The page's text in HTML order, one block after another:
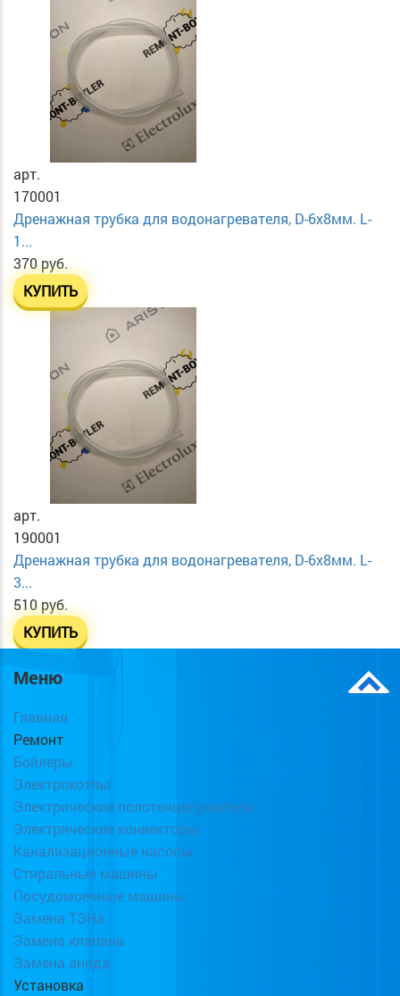
арт.
170001
Дренажная трубка для водонагревателя, D-6х8мм. L-
1...
370 руб.
КУПИТЬ
арт.
190001
Дренажная трубка для водонагревателя, D-6х8мм. L-
3...
510 руб.
КУПИТЬ
Меню
Главная
Ремонт
Бойлеры
Электрокотлы
Электрические полотенцесушители
Электрические конвекторы
Канализационные насосы
Стиральные машины
Посудомоечные машины
Замена ТЭНа
Замена клапана
Замена анода
Установка